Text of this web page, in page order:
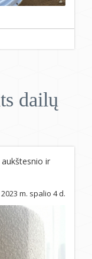
dailų
ir
2023 m. spalio 4 d.